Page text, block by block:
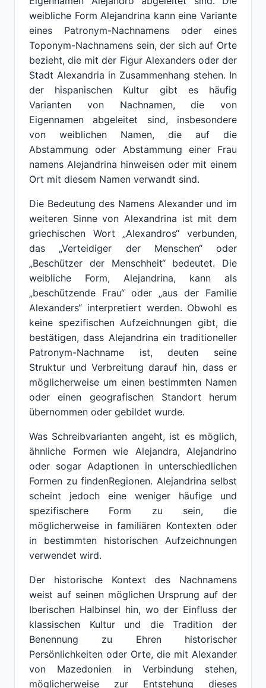
weibliche Form Alejandrina kann eine Variante
eines Patronym-Nachnamens oder eines
Toponym-Nachnamens sein, der sich auf Orte
bezieht, die mit der Figur Alexanders oder der
Stadt Alexandria in Zusammenhang stehen. In
der hispanischen Kultur gibt es häufig
Varianten von Nachnamen, die von
Eigennamen abgeleitet sind, insbesondere
von weiblichen Namen, die auf die
Abstammung oder Abstammung einer Frau
namens Alejandrina hinweisen oder mit einem
Ort mit diesem Namen verwandt sind.
Die Bedeutung des Namens Alexander und im
weiteren Sinne von Alexandrina ist mit dem
griechischen Wort „Alexandros“ verbunden,
das „Verteidiger der Menschen“ oder
„Beschützer der Menschheit“ bedeutet. Die
weibliche Form, Alejandrina, kann als
„beschützende Frau“ oder „aus der Familie
Alexanders“ interpretiert werden. Obwohl es
keine spezifischen Aufzeichnungen gibt, die
bestätigen, dass Alejandrina ein traditioneller
Patronym-Nachname ist, deuten seine
Struktur und Verbreitung darauf hin, dass er
möglicherweise um einen bestimmten Namen
oder einen geografischen Standort herum
übernommen oder gebildet wurde.
Was Schreibvarianten angeht, ist es möglich,
ähnliche Formen wie Alejandra, Alejandrino
oder sogar Adaptionen in unterschiedlichen
Formen zu findenRegionen. Alejandrina selbst
scheint jedoch eine weniger häufige und
spezifischere Form zu sein, die
möglicherweise in familiären Kontexten oder
in bestimmten historischen Aufzeichnungen
verwendet wird.
Der historische Kontext des Nachnamens
weist auf seinen möglichen Ursprung auf der
Iberischen Halbinsel hin, wo der Einfluss der
klassischen Kultur und die Tradition der
Benennung zu Ehren historischer
Persönlichkeiten oder Orte, die mit Alexander
von Mazedonien in Verbindung stehen,
möglicherweise zur Entstehung dieses